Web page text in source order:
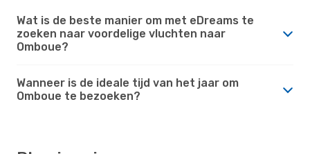
Wat is de beste manier om met eDreams te
zoeken naar voordelige vluchten naar
Omboue?
Wanneer is de ideale tijd van het jaar om
Omboue te bezoeken?